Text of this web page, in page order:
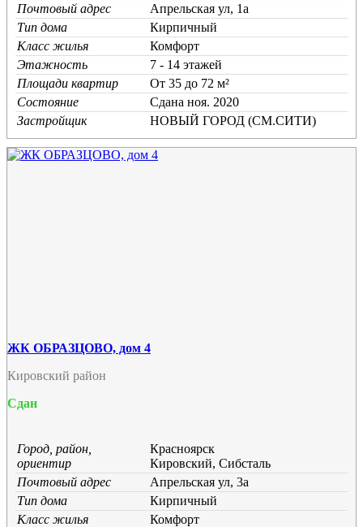
Почтовый адрес
Апрельская ул, 1а
Тип дома
Кирпичный
Класс жилья
Комфорт
Этажность
7 - 14 этажей
Площади квартир
От 35 до 72 м²
Состояние
Cдана ноя. 2020
Застройщик
НОВЫЙ ГОРОД (СМ.СИТИ)
ЖК ОБРАЗЦОВО, дом 4
Кировский район
Сдан
Город, район,
ориентир
Красноярск
Кировский, Сибсталь
Почтовый адрес
Апрельская ул, 3а
Тип дома
Кирпичный
Класс жилья
Комфорт